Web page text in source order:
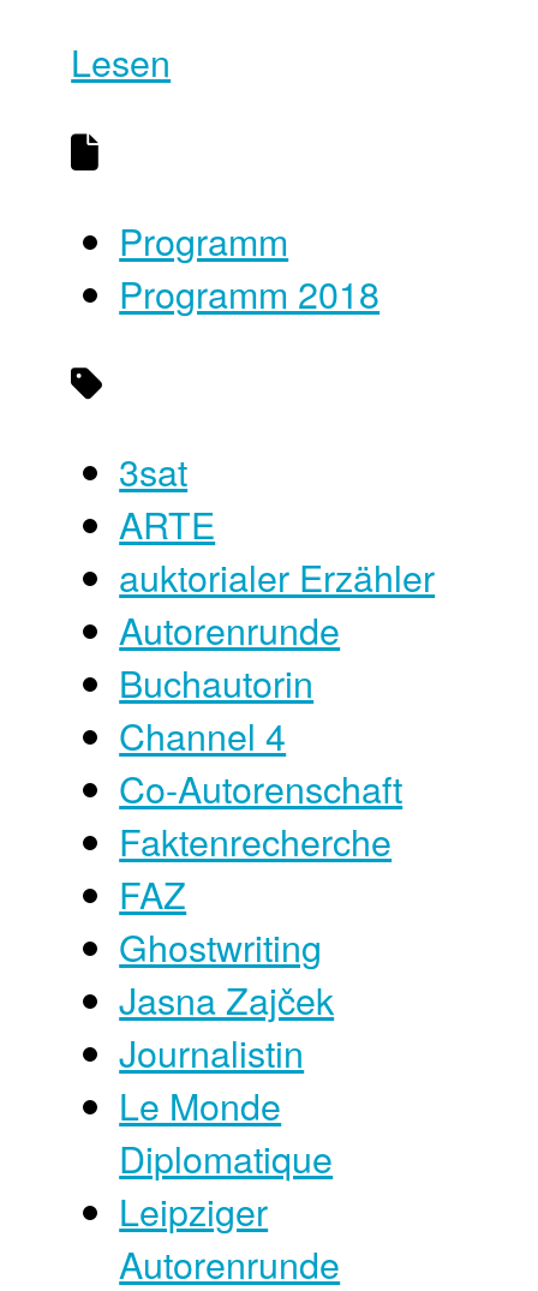
Lesen
Programm
Programm 2018
3sat
ARTE
auktorialer Erzähler
Autorenrunde
Buchautorin
Channel 4
Co-Autorenschaft
Faktenrecherche
FAZ
Ghostwriting
Jasna Zajček
Journalistin
Le Monde
Diplomatique
Leipziger
Autorenrunde